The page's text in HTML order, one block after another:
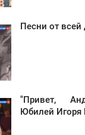
Песни от
"Привет,
Юбилей Игоря